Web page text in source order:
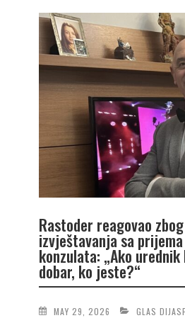
Rastoder reagovao
izvještavanja sa
konzulata: „Ako
dobar, ko jeste?“
MAY 29, 2026 GLAS